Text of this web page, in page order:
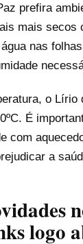
prefira
mais secos
nas
o Lírio
É
com
a
logo